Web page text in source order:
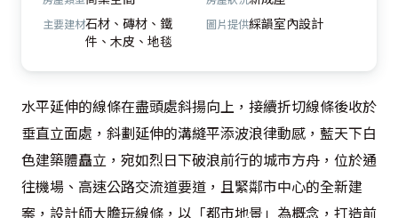
主要建材石材、磚材、鐵
件、木皮、地毯
圖片提供綵韻室內設計
水平延伸的線條在盡頭處斜揚向上，接續折切線條後收於
垂直立面處，斜劃延伸的溝縫平添波浪律動感，藍天下白
色建築體矗立，宛如烈日下破浪前行的城市方舟，位於通
往機場、高速公路交流道要道，且緊鄰市中心的全新建
案，設計師大膽玩線條，以「都市地景」為概念，打造前